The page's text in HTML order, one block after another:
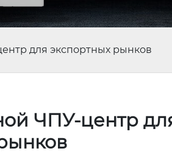
для экспортных рынков
ЧПУ-центр